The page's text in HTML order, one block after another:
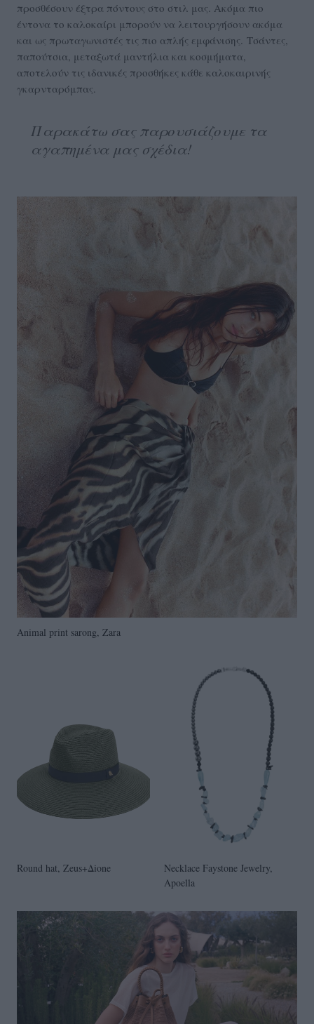
προσθέσουν έξτρα πόντους στο στιλ μας. Ακόμα πιο
έντονα το καλοκαίρι μπορούν να λειτουργήσουν ακόμα
και ως πρωταγωνιστές τις πιο απλής εμφάνισης. Τσάντες,
παπούτσια, μεταξωτά μαντήλια και κοσμήματα,
αποτελούν τις ιδανικές προσθήκες κάθε καλοκαιρινής
γκαρνταρόμπας.
Παρακάτω σας παρουσιάζουμε τα
αγαπημένα μας σχέδια!
Animal print sarong, Zara
Round hat, Zeus+Δione
Necklace Faystone Jewelry,
Apoella